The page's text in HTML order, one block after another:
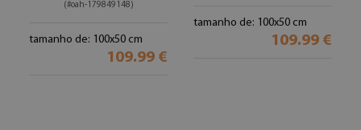
(#oah-179849148)
tamanho de: 100x50 cm
109.99 €
tamanho de: 100x50 cm
109.99 €